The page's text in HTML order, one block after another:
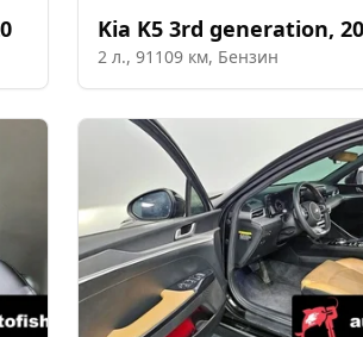
Kia K5 3rd generation,
2 л., 91109 км, Бензин